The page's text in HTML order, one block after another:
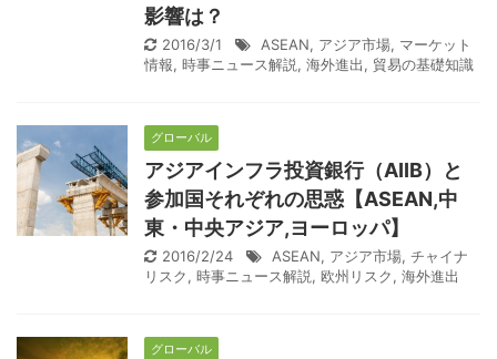
影響は？
2016/3/1 ASEAN, アジア市場, マーケット
情報, 時事ニュース解説, 海外進出, 貿易の基礎知識
グローバル
アジアインフラ投資銀行（AIIB）と
参加国それぞれの思惑【ASEAN,中
東・中央アジア,ヨーロッパ】
2016/2/24 ASEAN, アジア市場, チャイナ
リスク, 時事ニュース解説, 欧州リスク, 海外進出
グローバル